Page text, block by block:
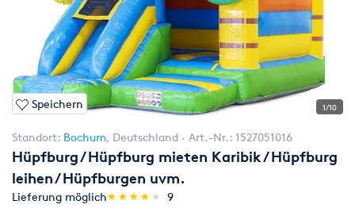
Speichern 1/10
Standort: Bochum, Deutschland Art.-Nr.: 1527051016
Hüpfburg / Hüpfburg mieten Karibik / Hüpfburg
leihen / Hüpfburgen uvm.
Lieferung möglich(*)
★
★
(*)★
★
(*) ★
★
(*) ★
★
(*) ★
★ 9